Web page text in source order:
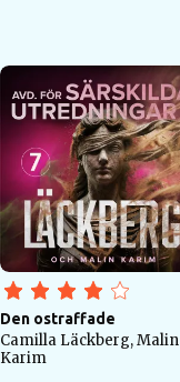
Den ostraffade
Camilla Läckberg, Malin
Karim